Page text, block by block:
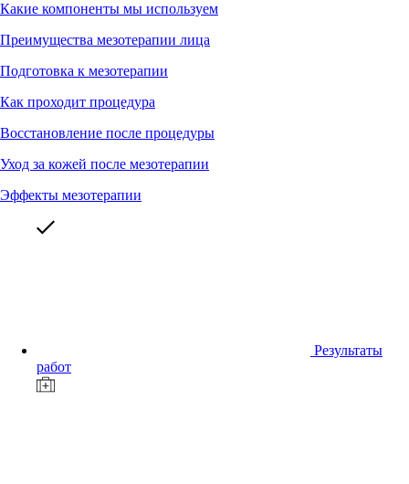
Какие компоненты мы используем
Преимущества мезотерапии лица
Подготовка к мезотерапии
Как проходит процедура
Восстановление после процедуры
Уход за кожей после мезотерапии
Эффекты мезотерапии
Результаты
работ